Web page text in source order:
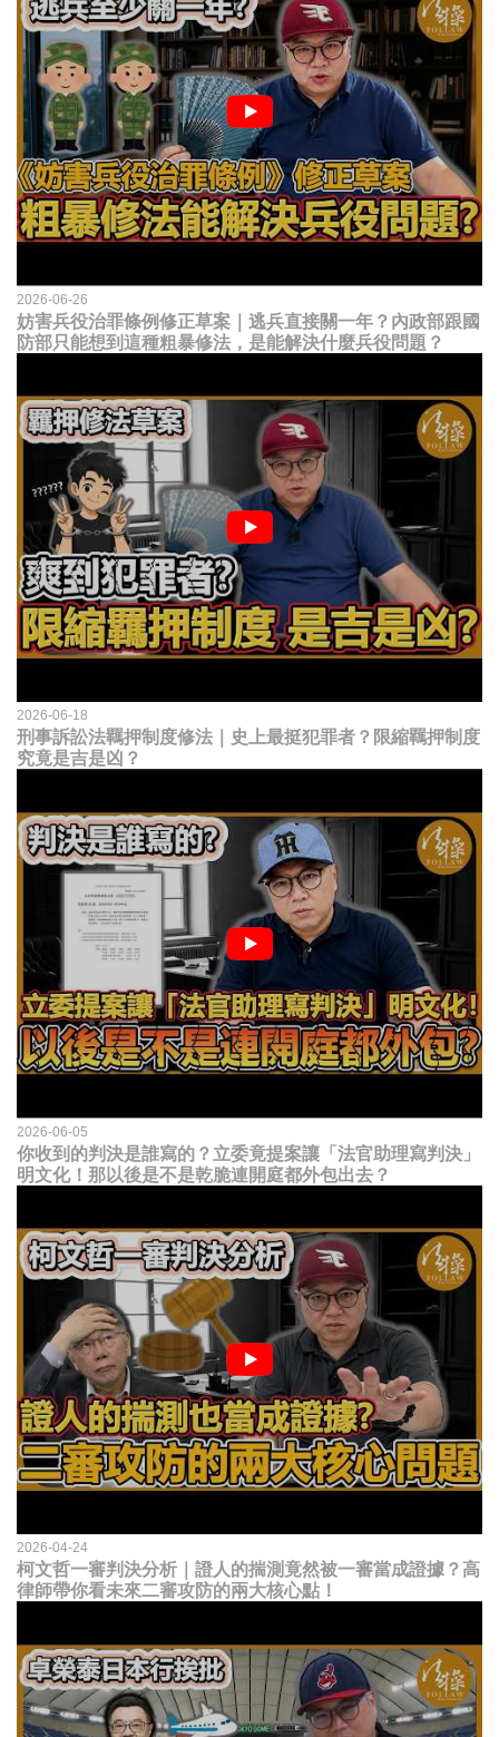
2026-06-26
妨害兵役治罪條例修正草案｜逃兵直接關一年？內政部跟國
防部只能想到這種粗暴修法，是能解決什麼兵役問題？
2026-06-18
刑事訴訟法羈押制度修法｜史上最挺犯罪者？限縮羈押制度
究竟是吉是凶？
2026-06-05
你收到的判決是誰寫的？立委竟提案讓「法官助理寫判決」
明文化！那以後是不是乾脆連開庭都外包出去？
2026-04-24
柯文哲一審判決分析｜證人的揣測竟然被一審當成證據？高
律師帶你看未來二審攻防的兩大核心點！